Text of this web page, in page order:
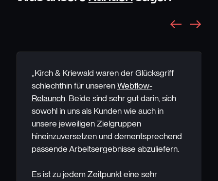
„Kirch & Kriewald waren der Glücksgriff
schlechthin für unserenWebflow-
Relaunch. Beide sind sehr gut darin, sich
sowohl in uns als Kunden wie auch in
unsere jeweiligen Zielgruppen
hineinzuversetzen und dementsprechend
passende Arbeitsergebnisse abzuliefern.
Es ist zu jedem Zeitpunkt eine sehr